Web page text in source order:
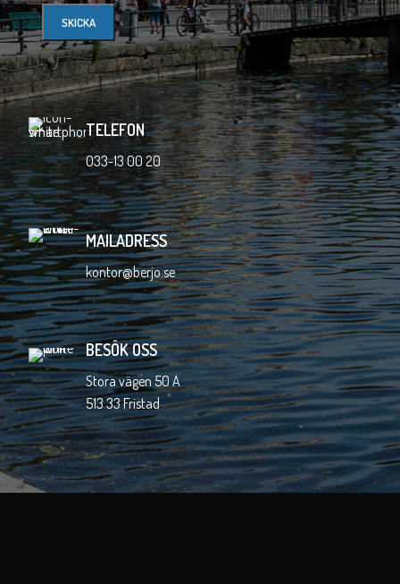
TELEFON
033-13 00 20
MAILADRESS
kontor@berjo.se
BESÖK OSS
Stora vägen 50 A
513 33 Fristad